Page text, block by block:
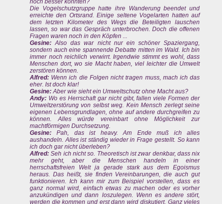
noch besser könnten?
Die Vogelschutzgruppe hatte ihre Wanderung beendet und
erreichte den Ortsrand. Einige seltene Vogelarten hatten auf
dem letzten Kilometer des Wegs die Beteiligten lauschen
lassen, so war das Gespräch unterbrochen. Doch die offenen
Fragen waren noch in den Köpfen ...
Gesine: Also das war nicht nur ein schöner Spaziergang,
sondern auch eine spannende Debatte mitten im Wald. Ich bin
immer noch reichlich verwirrt. Irgendwie stimmt es wohl, dass
Menschen dort, wo sie Macht haben, viel leichter die Umwelt
zerstören können.
Alfred: Wenn ich die Folgen nicht tragen muss, mach ich das
eher. Ist doch klar!
Gesine:Aber wie sieht ein Umweltschutz ohne Macht aus?
Andy: Wo es Herrschaft gar nicht gibt, fallen viele Formen der
Umweltzerstörung von selbst weg. Kein Mensch zerlegt seine
eigenen Lebensgrundlagen, ohne auf andere durchgreifen zu
können. Alles würde vereinbart ohne Möglichkeit zur
machtförmigen Durchsetzung.
Gesine: Pah, das ist heavy. Am Ende muß ich alles
aushandeln. Alles ist ständig wieder in Frage gestellt. So kann
ich doch gar nicht überleben?
Alfred: Seh ich nicht so. Theoretisch ist zwar denkbar, dass nix
mehr geht, aber die Menschen handeln in einer
herrschaftsfreien Welt ja gerade stark aus dem Egoismus
heraus. Das heißt, sie finden Vereinbarungen, die auch gut
funktionieren. Ich kann mir zum Beispiel vorstellen, dass es
ganz normal wird, einfach etwas zu machen oder es vorher
anzukündigen und dann loszulegen. Wenn es andere stört,
werden die kommen und erst dann wird diskutiert. Ganz vieles